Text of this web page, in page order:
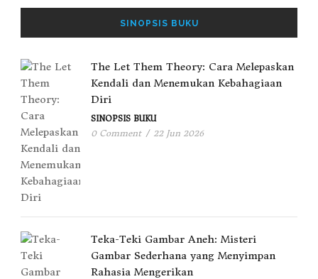
SINOPSIS BUKU
The Let Them Theory: Cara Melepaskan
Kendali dan Menemukan Kebahagiaan
Diri
SINOPSIS BUKU
0 Comment / 22 Jun 2026
Teka-Teki Gambar Aneh: Misteri
Gambar Sederhana yang Menyimpan
Rahasia Mengerikan